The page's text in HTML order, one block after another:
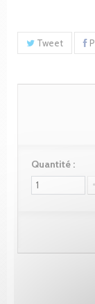
Tweet
Quantité :